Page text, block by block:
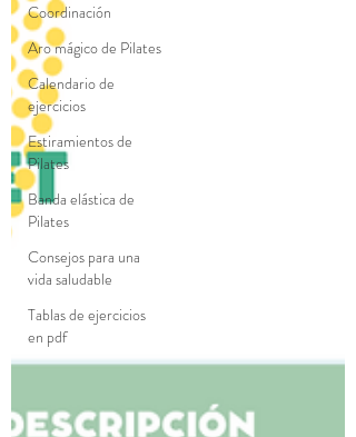
Coordinación
Aro mágico de Pilates
Calendario de
ejercicios
Estiramientos de
Pilates
Banda elástica de
Pilates
Consejos para una
vida saludable
Tablas de ejercicios
en pdf